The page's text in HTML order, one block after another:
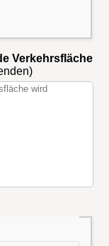
Verkehrsfläche